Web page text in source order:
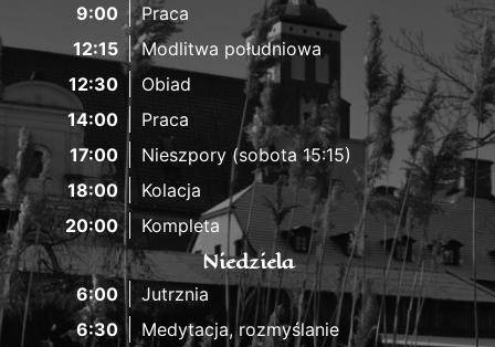
9:00
Praca
12:15
Modlitwa południowa
12:30
Obiad
14:00
Praca
17:00
Nieszpory (sobota 15:15)
18:00
Kolacja
20:00
Kompleta
Niedziela
6:00
Jutrznia
6:30
Medytacja, rozmyślanie